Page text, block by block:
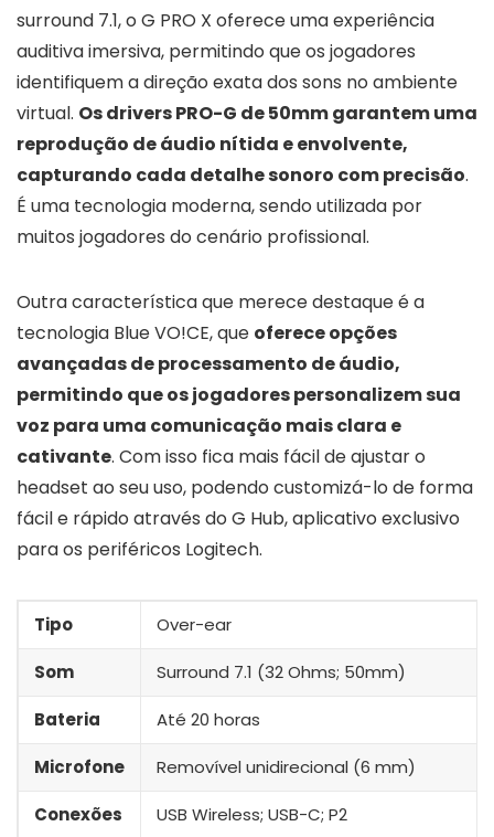
surround 7.1, o G PRO X oferece uma experiência
auditiva imersiva, permitindo que os jogadores
identifiquem a direção exata dos sons no ambiente
virtual. Os drivers PRO-G de 50mm garantem uma
reprodução de áudio nítida e envolvente,
capturando cada detalhe sonoro com precisão.
É uma tecnologia moderna, sendo utilizada por
muitos jogadores do cenário profissional.
Outra característica que merece destaque é a
tecnologia Blue VO!CE, que oferece opções
avançadas de processamento de áudio,
permitindo que os jogadores personalizem sua
voz para uma comunicação mais clara e
cativante. Com isso fica mais fácil de ajustar o
headset ao seu uso, podendo customizá-lo de forma
fácil e rápido através do G Hub, aplicativo exclusivo
para os periféricos Logitech.
Tipo Over-ear
Som Surround 7.1 (32 Ohms; 50mm)
Bateria Até 20 horas
Microfone Removível unidirecional (6 mm)
Conexões USB Wireless; USB-C; P2